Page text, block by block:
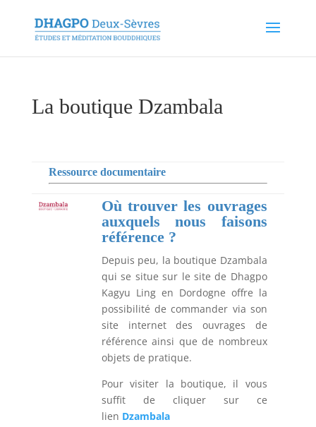
La boutique Dzambala
Ressourcedocumentaire
Où trouver les ouvrages
auxquels nous faisons
référence ?
Depuis peu, la boutique Dzambala
qui se situe sur le site de Dhagpo
Kagyu Ling en Dordogne offre la
possibilité de commander via son
site internet des ouvrages de
référence ainsi que de nombreux
objets de pratique.
Pour visiter la boutique, il vous
suffit de cliquer sur ce
lien Dzambala